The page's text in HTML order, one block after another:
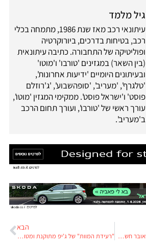
גיל מלמד
עיתונאי רכב מאז שנת 1986, מתמחה בכלי
רכב, בטיחות בדרכים, ביורוקרטיה
ופוליטיקה של התחבורה. כתיבה עיתונאית
(בין השאר) במגזינים 'טורבו' ו'מוטו'
ובעיתונים היומיים 'ידיעות אחרונות',
'טלגרף', 'מעריב', 'סופהשבוע', 'ג'רוזלם
פוסט' ו'ישראל פוסט'. ממקימי המגזין 'מוטו',
עורך ראשי של 'טורבו', ועורך תחום הרכב
ב'מעריב'.
סקודה אפיק: כך נראה קרוסאובר חשמלי אירופאי שיעלה פחות מ-25,000 אירו
הבא
"רעידת המוות" של ג'יפ מתוקנת ומטופלת בארצות הברית. בעלי רכב בישראל יכולים לחפש את החברים שלהם